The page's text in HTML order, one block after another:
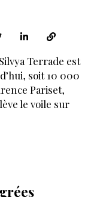
Terrade est
soit 10 000
Pariset,
le voile sur